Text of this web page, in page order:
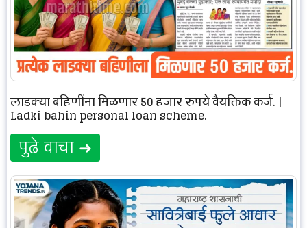
लाडक्या बहिणींना मिळणार 50 हजार रुपये वैयक्तिक कर्ज. |
Ladki bahin personal loan scheme.
पुढे वाचा ➜